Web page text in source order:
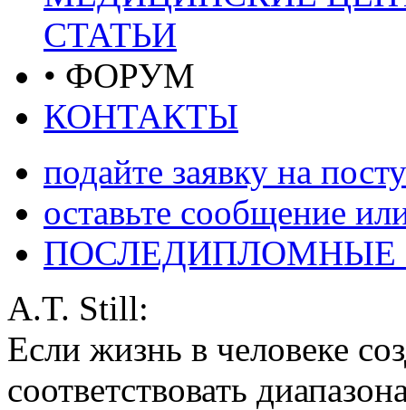
СТАТЬИ
• ФОРУМ
КОНТАКТЫ
подайте заявку на
оставьте сообщение
A.T. Still:
Если жизнь в человеке
соответствовать